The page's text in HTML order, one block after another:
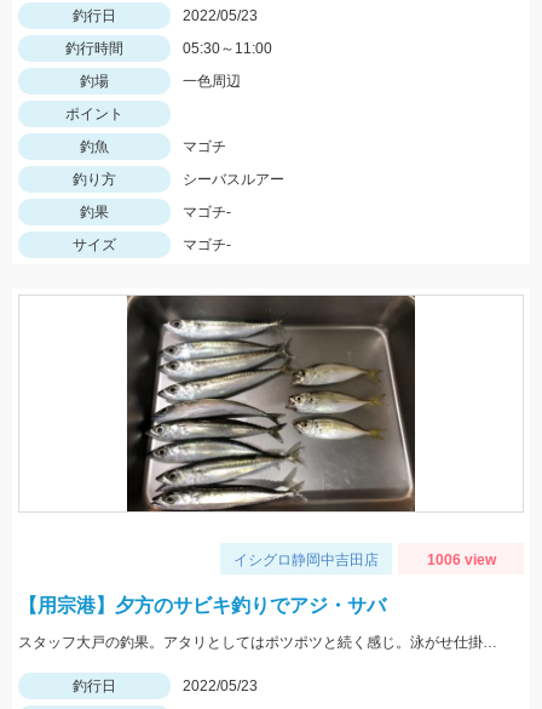
釣行日
2022/05/23
釣行時間
05:30～11:00
釣場
一色周辺
ポイント
釣魚
マゴチ
釣り方
シーバスルアー
釣果
マゴチ-
サイズ
マゴチ-
イシグロ静岡中吉田店 1006 view
【用宗港】夕方のサビキ釣りでアジ・サバ
スタッフ大戸の釣果。アタリとしてはポツポツと続く感じ。泳がせ仕掛で青物も狙えるかも。
釣行日
2022/05/23